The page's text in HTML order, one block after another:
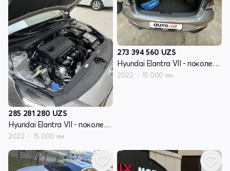
285 281 280 UZS
Hyundai Elantra VII - поколение (CN7)
2022 15 000 км
273 394 560 UZS
Hyundai Elantra VII - поколение (CN7)
2022 15 000 км